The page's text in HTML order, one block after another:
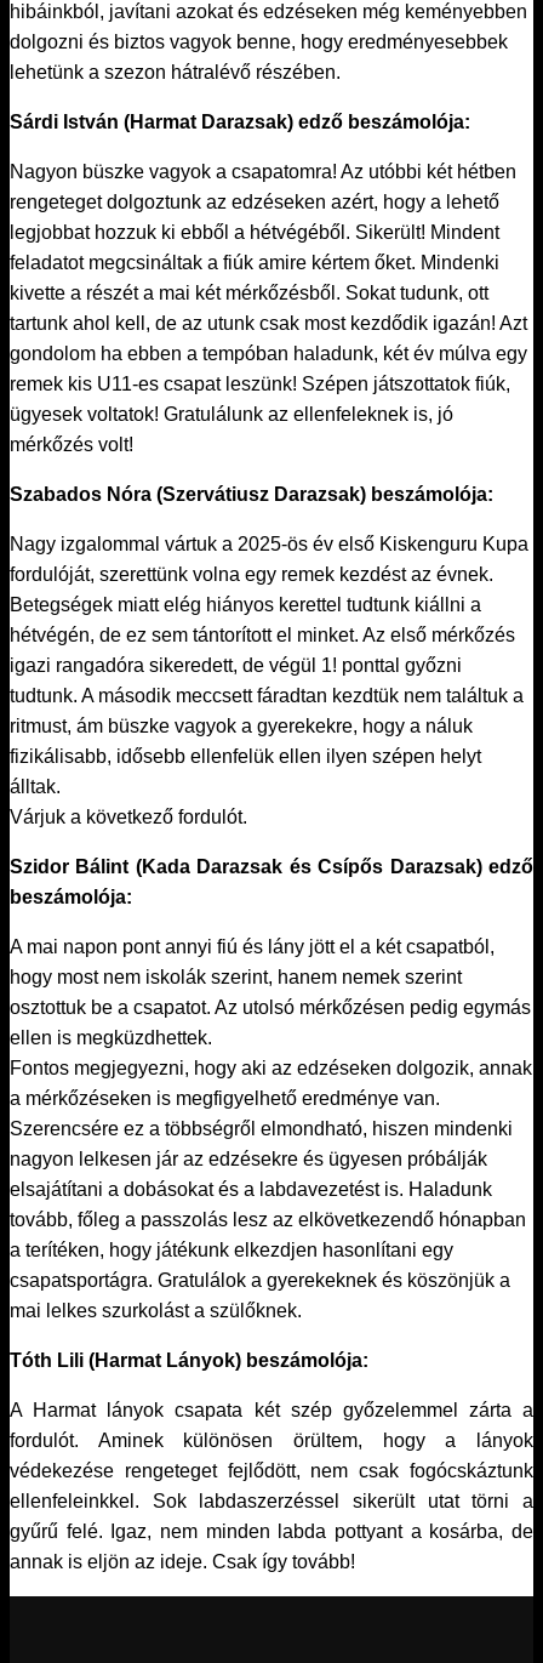
hibáinkból, javítani azokat és edzéseken még keményebben
dolgozni és biztos vagyok benne, hogy eredményesebbek
lehetünk a szezon hátralévő részében.
Sárdi István (Harmat Darazsak) edző beszámolója:
Nagyon büszke vagyok a csapatomra! Az utóbbi két hétben
rengeteget dolgoztunk az edzéseken azért, hogy a lehető
legjobbat hozzuk ki ebből a hétvégéből. Sikerült! Mindent
feladatot megcsináltak a fiúk amire kértem őket. Mindenki
kivette a részét a mai két mérkőzésből. Sokat tudunk, ott
tartunk ahol kell, de az utunk csak most kezdődik igazán! Azt
gondolom ha ebben a tempóban haladunk, két év múlva egy
remek kis U11-es csapat leszünk! Szépen játszottatok fiúk,
ügyesek voltatok! Gratulálunk az ellenfeleknek is, jó
mérkőzés volt!
Szabados Nóra (Szervátiusz Darazsak) beszámolója:
Nagy izgalommal vártuk a 2025-ös év első Kiskenguru Kupa
fordulóját, szerettünk volna egy remek kezdést az évnek.
Betegségek miatt elég hiányos kerettel tudtunk kiállni a
hétvégén, de ez sem tántorított el minket. Az első mérkőzés
igazi rangadóra sikeredett, de végül 1! ponttal győzni
tudtunk. A második meccsett fáradtan kezdtük nem találtuk a
ritmust, ám büszke vagyok a gyerekekre, hogy a náluk
fizikálisabb, idősebb ellenfelük ellen ilyen szépen helyt
álltak.
Várjuk a következő fordulót.
Szidor Bálint (Kada Darazsak és Csípős Darazsak) edző
beszámolója:
A mai napon pont annyi fiú és lány jött el a két csapatból,
hogy most nem iskolák szerint, hanem nemek szerint
osztottuk be a csapatot. Az utolsó mérkőzésen pedig egymás
ellen is megküzdhettek.
Fontos megjegyezni, hogy aki az edzéseken dolgozik, annak
a mérkőzéseken is megfigyelhető eredménye van.
Szerencsére ez a többségről elmondható, hiszen mindenki
nagyon lelkesen jár az edzésekre és ügyesen próbálják
elsajátítani a dobásokat és a labdavezetést is. Haladunk
tovább, főleg a passzolás lesz az elkövetkezendő hónapban
a terítéken, hogy játékunk elkezdjen hasonlítani egy
csapatsportágra. Gratulálok a gyerekeknek és köszönjük a
mai lelkes szurkolást a szülőknek.
Tóth Lili (Harmat Lányok) beszámolója:
A Harmat lányok csapata két szép győzelemmel zárta a
fordulót. Aminek különösen örültem, hogy a lányok
védekezése rengeteget fejlődött, nem csak fogócskáztunk
ellenfeleinkkel. Sok labdaszerzéssel sikerült utat törni a
gyűrű felé. Igaz, nem minden labda pottyant a kosárba, de
annak is eljön az ideje. Csak így tovább!